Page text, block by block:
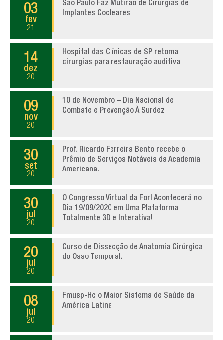
03
fev
21
São Paulo Faz Mutirão de Cirurgias de
Implantes Cocleares
14
dez
20
Hospital das Clínicas de SP retoma
cirurgias para restauração auditiva
09
nov
20
10 de Novembro – Dia Nacional de
Combate e Prevenção À Surdez
30
set
20
Prof. Ricardo Ferreira Bento recebe o
Prêmio de Serviços Notáveis da Academia
Americana.
30
jul
20
O Congresso Virtual da Forl Acontecerá no
Dia 19/09/2020 em Uma Plataforma
Totalmente 3D e Interativa!
20
jul
20
Curso de Dissecção de Anatomia Cirúrgica
do Osso Temporal.
08
jul
20
Fmusp-Hc o Maior Sistema de Saúde da
América Latina